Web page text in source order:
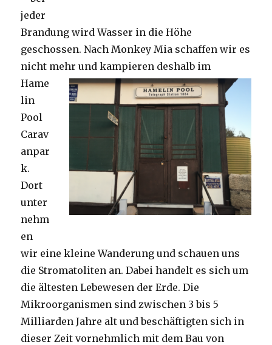
jeder
Brandung wird Wasser in die Höhe
geschossen. Nach Monkey Mia schaffen wir es
nicht mehr und kampieren deshalb im
Hame
lin
Pool
Carav
anpar
k.
Dort
unter
nehm
en
wir eine kleine Wanderung und schauen uns
die Stromatoliten an. Dabei handelt es sich um
die ältesten Lebewesen der Erde. Die
Mikroorganismen sind zwischen 3 bis 5
Milliarden Jahre alt und beschäftigten sich in
dieser Zeit vornehmlich mit dem Bau von